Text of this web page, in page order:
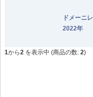
ドメー
2022年
1から2 を表示中 (商品の数: 2)